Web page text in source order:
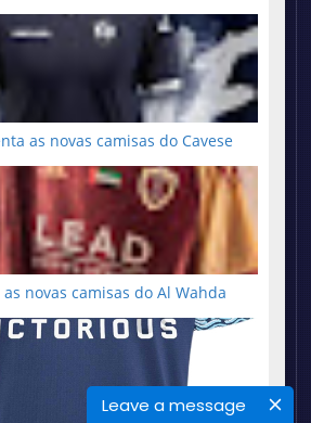
Leave a message
as novas camisas do Cavese
novas camisas do Al Wahda